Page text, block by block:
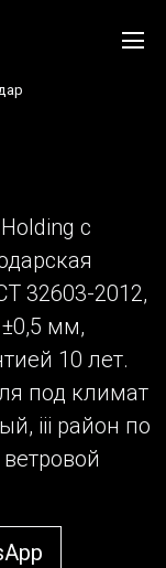
с
32603-2012,
мм,
10 лет.
под климат
iii район по